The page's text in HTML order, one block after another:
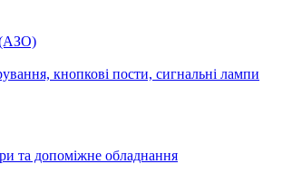
кнопкові пости, сигнальні лампи
та допоміжне обладнання